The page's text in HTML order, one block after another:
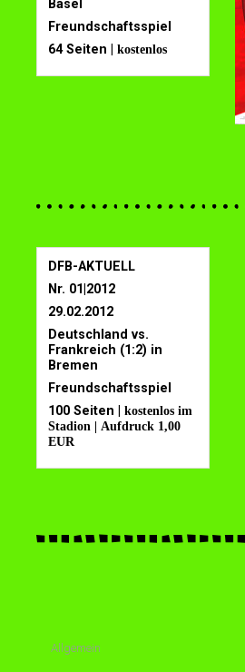
Basel
Freundschaftsspiel
64 Seiten | kostenlos
DFB-AKTUELL
Nr. 01|2012
29.02.2012
Deutschland vs.
Frankreich (1:2) in
Bremen
Freundschaftsspiel
100 Seiten | kostenlos im
Stadion | Aufdruck 1,00
EUR
Allgemein